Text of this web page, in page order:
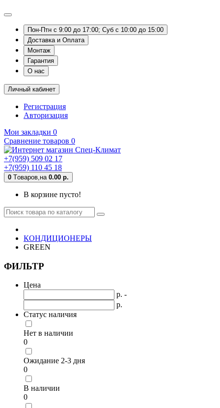
Пон-Птн с 9:00 до 17:00; Суб с 10:00 до 15:00
Доставка и Оплата
Монтаж
Гарантия
О нас
Личный кабинет
Регистрация
Авторизация
Мои закладки 0
Сравнение товаров 0
+7(959) 509 02 17
+7(959) 110 45 18
0 Tоваров,на 0.00 р.
В корзине пусто!
КОНДИЦИОНЕРЫ
GREEN
ФИЛЬТР
Цена
р. -
р.
Статус наличия
Нет в наличии
0
Ожидание 2-3 дня
0
В наличии
0